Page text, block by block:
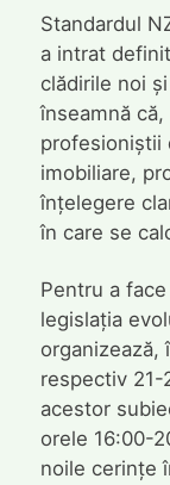
Standardul
a intrat
clădirile noi
înseamnă
profesioniștii
imobiliare,
înțelegere
în care se
Pentru a
legislația
organizează,
respectiv 21-
acestor
orele 16:00-
noile cerințe